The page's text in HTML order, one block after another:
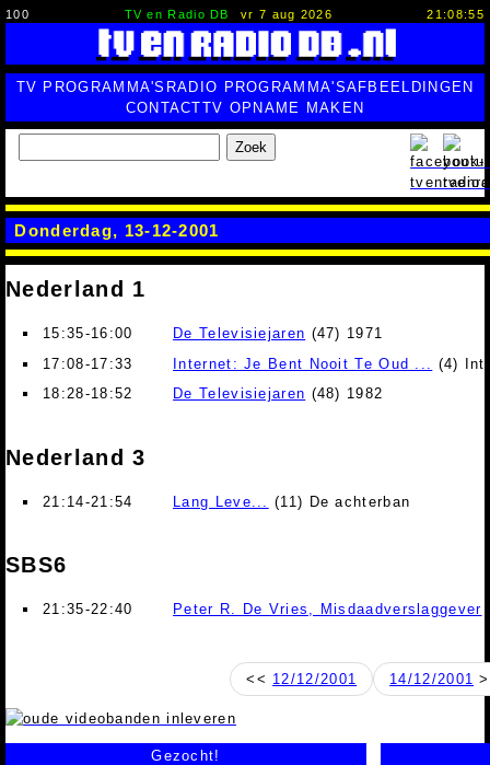
100 TV en Radio DB vr 7 aug 2026 21:08:56
TV PROGRAMMA'S RADIO PROGRAMMA'SAFBEELDINGEN
CONTACTTV OPNAME MAKEN
Zoek
Donderdag, 13-12-2001
Nederland 1
15:35-16:00 De Televisiejaren (47) 1971
17:08-17:33
Internet: Je Bent Nooit Te Oud ...
(4)
18:28-18:52
De Televisiejaren (48) 1982
Nederland 3
21:14-21:54 Lang Leve... (11) De achterban
SBS6
21:35-22:40 Peter R. De Vries, Misdaadverslaggever
<< 12/12/2001 14/12/2001
Gezocht!